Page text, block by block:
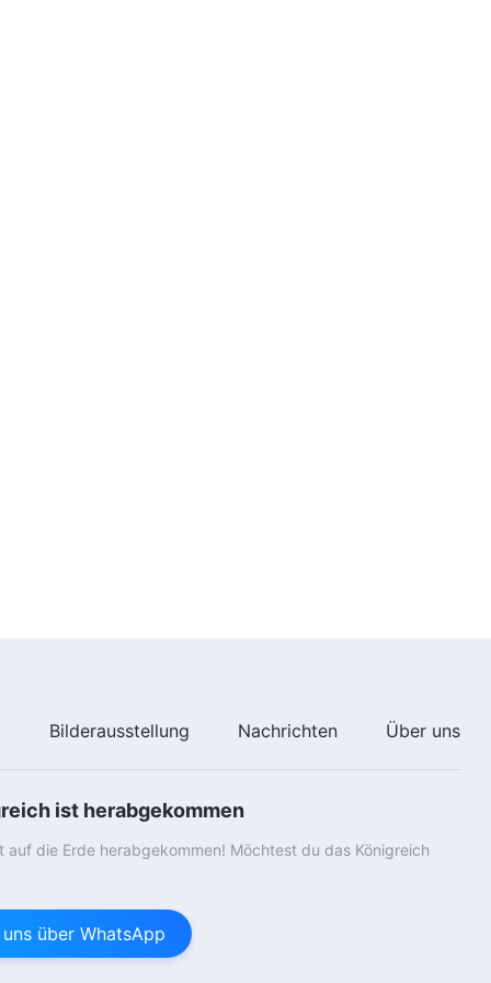
Bilderausstellung Nachrichten Über uns
ist herabgekommen
auf die Erde herabgekommen! Möchtest du das Königreich
über WhatsApp